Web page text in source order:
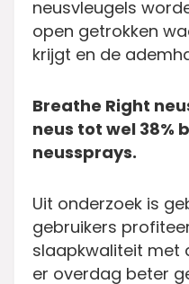
neusvleugels
open getrokken
krijgt en de
Breathe Right
neus tot wel 38%
neussprays.
Uit onderzoek is
gebruikers
slaapkwaliteit met
er overdag beter